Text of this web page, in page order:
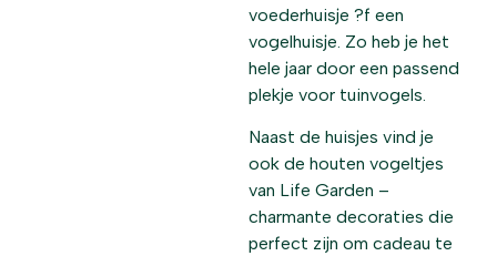
voederhuisje ?f een
vogelhuisje. Zo heb je het
hele jaar door een passend
plekje voor tuinvogels.
Naast de huisjes vind je
ook de houten vogeltjes
van Life Garden –
charmante decoraties die
perfect zijn om cadeau te